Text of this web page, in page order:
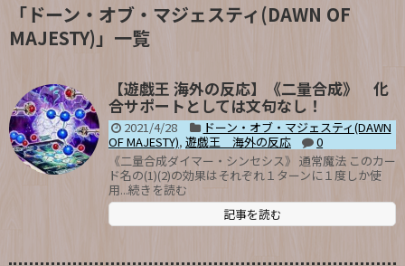
「ドーン・オブ・マジェスティ(DAWN OF
MAJESTY) 」 一覧
【遊戯王 海外の反応】《二量合成》 化
合サポートとしては文句なし！
2021/4/28
ドーン・オブ・マジェスティ(DAWN
OF MAJESTY), 遊戯王 海外の反応
0
《二量合成ダイマー・シンセシス》 通常魔法 このカー
ド名の(1)(2)の効果はそれぞれ１ターンに１度しか使
用...続きを読む
記事を読む